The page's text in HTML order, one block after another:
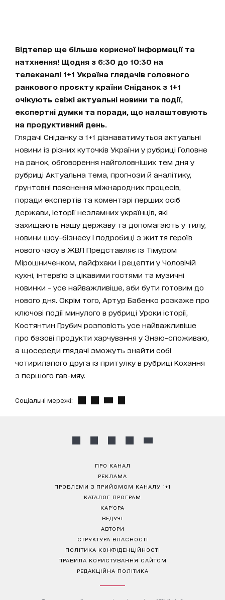
Відтепер ще більше корисної інформації та
натхнення! Щодня з 6:30 до 10:30 на
телеканалі 1+1 Україна глядачів головного
ранкового проєкту країни Сніданок з 1+1
очікують свіжі актуальні новини та події,
експертні думки та поради, що налаштовують
на продуктивний день.
Глядачі Сніданку з 1+1 дізнаватимуться актуальні
новини із різних куточків України у рубриці Головне
на ранок, обговорення найголовніших тем дня у
рубриці Актуальна тема, прогнози й аналітику,
ґрунтовні пояснення міжнародних процесів,
поради експертів та коментарі перших осіб
держави, історії незламних українців, які
захищають нашу державу та допомагають у тилу,
новини шоу-бізнесу і подробиці з життя героїв
нового часу в ЖВЛ Представляє із Тімуром
Мірошниченком, лайфхаки і рецепти у Чоловічій
кухні, інтерв’ю з цікавими гостями та музичні
новинки - усе найважливіше, аби бути готовим до
нового дня. Окрім того, Артур Бабенко розкаже про
ключові події минулого в рубриці Уроки історії,
Костянтин Грубич розповість усе найважливіше
про базові продукти харчування у Знаю-споживаю,
а щосереди глядачі зможуть знайти собі
чотирилапого друга із притулку в рубриці Кохання
з першого гав-мяу.
Соціальні мережі:
ПРО КАНАЛ
РЕКЛАМА
ПРОБЛЕМИ З ПРИЙОМОМ КАНАЛУ 1+1
КАТАЛОГ ПРОГРАМ
КАР’ЄРА
ВЕДУЧІ
АВТОРИ
СТРУКТУРА ВЛАСНОСТІ
ПОЛІТИКА КОНФІДЕНЦІЙНОСТІ
ПРАВИЛА КОРИСТУВАННЯ САЙТОМ
РЕДАКЦІЙНА ПОЛІТИКА